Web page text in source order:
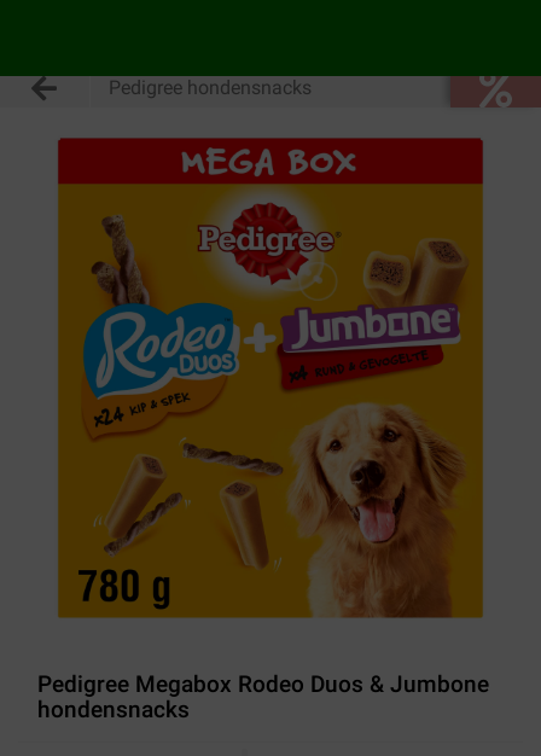
Pedigree hondensnacks
Pedigree Megabox Rodeo Duos & Jumbone
hondensnacks